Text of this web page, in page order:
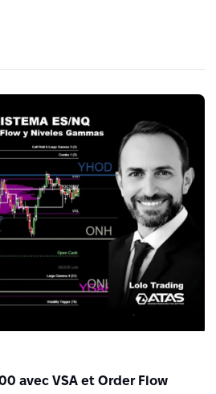
avec VSA et Order Flow